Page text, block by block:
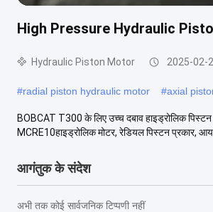
High Pressure Hydraulic
Hydraulic Piston Motor 2025-02-
#radial piston hydraulic motor #axial
BOBCAT T300 के लिए उच्च दबाव हाइड्रोलिक
MCRE10हाइड्रोलिक मोटर, रेडियल पिस्टन प्रकार,
आगंतुक के संदेश
अभी तक कोई सार्वजनिक टिप्पणी नहीं